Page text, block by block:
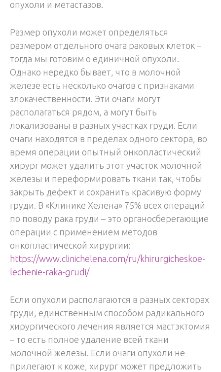
опухоли и метастазов.
Размер опухоли может определяться
размером отдельного очага раковых клеток –
тогда мы готовим о единичной опухоли.
Однако нередко бывает, что в молочной
железе есть несколько очагов с признаками
злокачественности. Эти очаги могут
располагаться рядом, а могут быть
локализованы в разных участках груди. Если
очаги находятся в пределах одного сектора, во
время операции опытный онкопластический
хирург может удалить этот участок молочной
железы и переформировать ткани так, чтобы
закрыть дефект и сохранить красивую форму
груди. В «Клинике Хелена» 75% всех операций
по поводу рака груди – это органосберегающие
операции с применением методов
онкопластической хирургии:
https://www.clinichelena.com/ru/khirurgicheskoe-
lechenie-raka-grudi/
Если опухоли располагаются в разных секторах
груди, единственным способом радикального
хирургического лечения является мастэктомия
– то есть полное удаление всей ткани
молочной железы. Если очаги опухоли не
прилегают к коже, хирург может предложить